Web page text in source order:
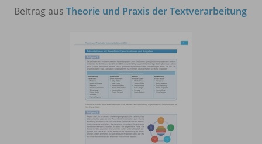
Beitrag aus Theorie und Praxis der Textverarbeitung